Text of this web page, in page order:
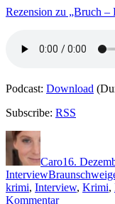
Rezension zu „Bruch
Podcast: Download
Subscribe: RSS
Autor
Caro16.
InterviewSchlagwörter
krimi, Interview, Krimi,
Kommentarzu